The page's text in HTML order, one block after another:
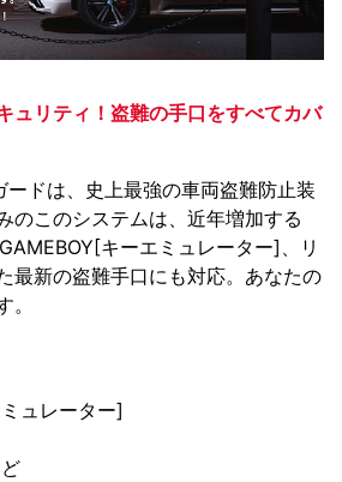
ュリティ！盗難の手口をすべてカバ
ードは、史上最強の車両盗難防止装
のこのシステムは、近年増加する
キーエミュレーター]、リ
最新の盗難手口にも対応。あなたの
ュレーター]